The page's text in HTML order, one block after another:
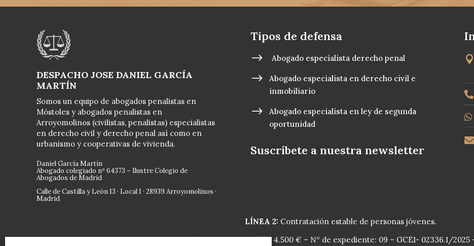
DESPACHO JOSE DANIEL GARCÍA
MARTÍN
Somos un equipo de abogados penalistas en
Móstoles y abogados penalistas en
Arroyomolinos (civilistas, penalistas) especialistas
en derecho civil y derecho penal así como en
urbanismo y cooperativas de vivienda.
Daniel García Martín
Abogado colegiado nº 64373 – Ilustre Colegio de
Abogados de Madrid
Calle de Castilla y León 13 · Local 1 · 28939 Arroyomolinos ·
Madrid
Tipos de defensa
$ Abogado especialista derecho penal
$
Abogado especialista en derecho civil e
inmobiliario
$
Abogado especialista en ley de segunda
oportunidad
Suscríbete a nuestra newsletter




LÍNEA 2: Contratación estable de personas jóvenes.
Convocatoria 2025. Importe concedido: 4.500 € – Nº de expediente: 09 – GCE1- 02336.1/2025